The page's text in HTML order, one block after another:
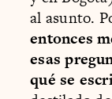
al asunto.
entonces
esas
qué se